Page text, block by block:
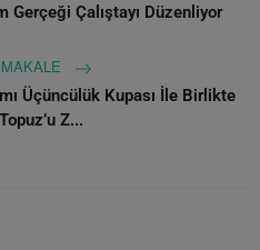
Gerçeği Çalıştayı Düzenliyor
Üçüncülük Kupası İle Birlikte
Z...